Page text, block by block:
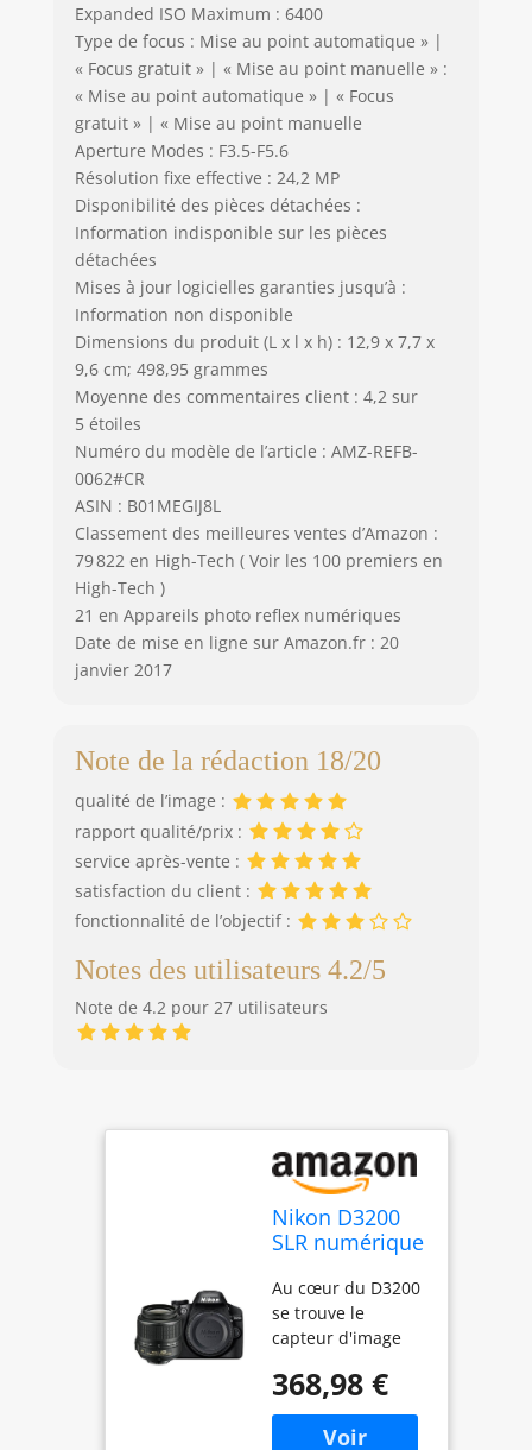
Expanded ISO Maximum : 6400
Type de focus : Mise au point automatique » |
« Focus gratuit » | « Mise au point manuelle » :
« Mise au point automatique » | « Focus
gratuit » | « Mise au point manuelle
Aperture Modes : F3.5-F5.6
Résolution fixe effective : 24,2 MP
Disponibilité des pièces détachées :
Information indisponible sur les pièces
détachées
Mises à jour logicielles garanties jusqu’à :
Information non disponible
Dimensions du produit (L x l x h) : 12,9 x 7,7 x
9,6 cm; 498,95 grammes
Moyenne des commentaires client : 4,2 sur
5 étoiles
Numéro du modèle de l’article : AMZ-REFB-
0062#CR
ASIN : B01MEGIJ8L
Classement des meilleures ventes d’Amazon :
79 822 en High-Tech ( Voir les 100 premiers en
High-Tech )
21 en Appareils photo reflex numériques
Date de mise en ligne sur Amazon.fr : 20
janvier 2017
Note de la rédaction 18/20
qualité de l’image :
rapport qualité/prix :
service après-vente :
satisfaction du client :
fonctionnalité de l’objectif :
Notes des utilisateurs 4.2/5
Note de 4.2 pour 27 utilisateurs
Nikon D3200
SLR numérique
d'objectif VR II
18-55 mm -
Noir (24,2 MP)
(renouvelé)
Au cœur du D3200
se trouve le
capteur d'image
format DX utilisant
24,2 mégapixels
effectifs pour des
368,98 €